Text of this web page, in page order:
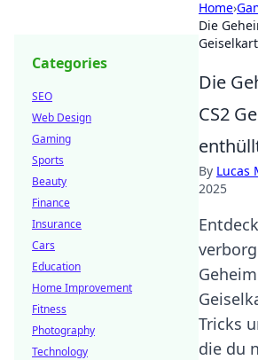
Home›
Die
Die
CS2
By Lucas
2025
Tricks
die du
Categories
SEO
Web Design
Gaming
Sports
Beauty
Finance
Insurance
Cars
Education
Home Improvement
Fitness
Photography
Technology